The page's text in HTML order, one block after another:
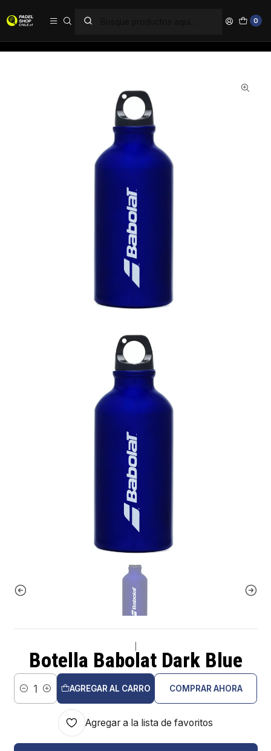
0
Botella Babolat Dark Blue
Cantidad
AGREGAR AL CARRO COMPRAR AHORA
Agregar a la lista de favoritos